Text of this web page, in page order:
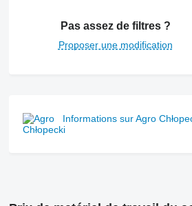
Pas assez de filtres ?
Proposer une modification
Informations sur Agro